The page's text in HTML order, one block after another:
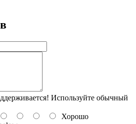
Используйте обычный
Хорошо